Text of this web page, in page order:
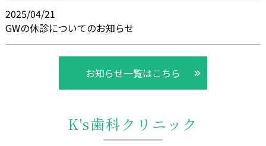
2025/04/21
GWの休診についてのお知らせ
お知らせ一覧はこちら
K's歯科クリニック